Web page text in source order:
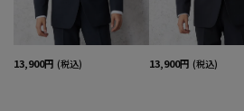
13,900円 (税込) 13,900円 (税込)